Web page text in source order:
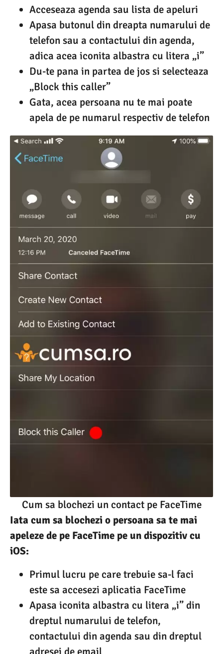
Acceseaza agenda sau lista de apeluri
Apasa butonul din dreapta numarului de
telefon sau a contactului din agenda,
adica acea iconita albastra cu litera „i”
Du-te pana in partea de jos si selecteaza
„Block this caller”
Gata, acea persoana nu te mai poate
apela de pe numarul respectiv de telefon
Cum sa blochezi un contact pe FaceTime
Iata cum sa blochezi o persoana sa te mai
apeleze de pe FaceTime pe un dispozitiv cu
iOS:
Primul lucru pe care trebuie sa-l faci
este sa accesezi aplicatia FaceTime
Apasa iconita albastra cu litera „i” din
dreptul numarului de telefon,
contactului din agenda sau din dreptul